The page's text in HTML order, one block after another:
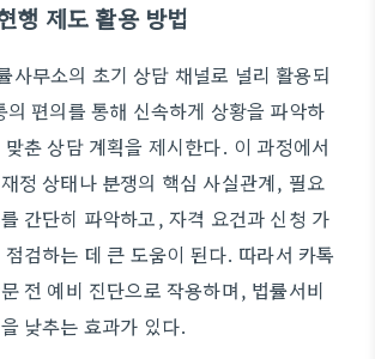
행 제도 활용 방법
사무소의 초기 상담 채널로 널리 활용되
편의를 통해 신속하게 상황을 파악하
춘 상담 계획을 제시한다. 이 과정에서
정 상태나 분쟁의 핵심 사실관계, 필요
간단히 파악하고, 자격 요건과 신청 가
검하는 데 큰 도움이 된다. 따라서 카톡
전 예비 진단으로 작용하며, 법률서비
낮추는 효과가 있다.